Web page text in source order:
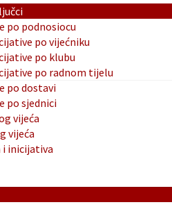
po podnosiocu
po vijećniku
po klubu
po radnom tijelu
po dostavi
po sjednici
vijeća
vijeća
inicijativa